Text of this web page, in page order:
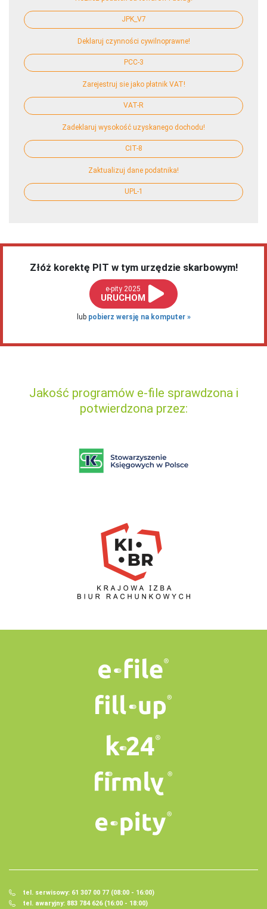
JPK_V7
Deklaruj czynności cywilnoprawne!
PCC-3
Zarejestruj sie jako płatnik VAT!
VAT-R
Zadeklaruj wysokość uzyskanego dochodu!
CIT-8
Zaktualizuj dane podatnika!
UPL-1
Złóż korektę PIT w tym urzędzie skarbowym!
e-pity 2025
URUCHOM
lub pobierz wersję na komputer
Jakość programów e-file sprawdzona i
potwierdzona przez:
tel. serwisowy: 61 307 00 77 (08:00 - 16:00)
tel. awaryjny: 883 784 626 (16:00 - 18:00)